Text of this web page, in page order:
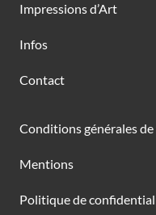
Impressions d’Art
Infos
Contact
Conditions générales
Mentions
Politique de